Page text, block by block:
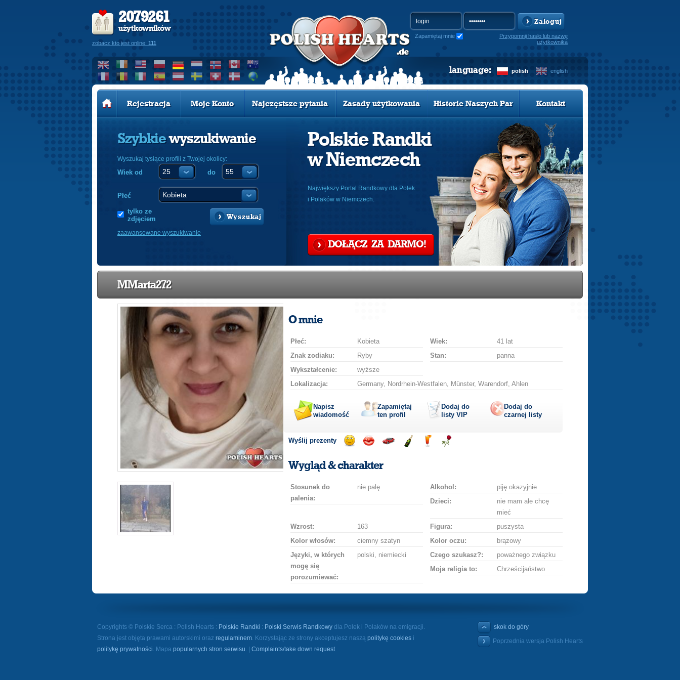
2079261
użytkowników
zobacz kto jest online: 111
Zaloguj
Zapamiętaj mnie
Przypomnij hasło lub nazwę
użytkownika
polish english
language:
Rejestracja Moje Konto Najczęstsze pytania Zasady użytkowania Historie Naszych Par Kontakt
Szybkiewyszukiwanie
Wyszukaj tysiące profili z Twojej okolicy:
Wiek od do
Płeć
tylko ze
zdjęciem
Wyszukaj
zaawansowane wyszukiwanie
Polskie Randki
w Niemczech
Największy Portal Randkowy dla Polek
i Polaków w Niemczech.
DOŁĄCZ ZA DARMO!
MMarta272
O mnie
Płeć: Kobieta Wiek:
41 lat
Znak zodiaku:
Ryby Stan:
panna
Wykształcenie:
wyższe
Lokalizacja:
Germany, Nordrhein-Westfalen, Münster, Warendorf, Ahlen
Napisz
wiadomość
Zapamiętaj
ten profil
Dodaj do
listy VIP
Dodaj do
czarnej listy
Wyślij prezenty
uśmiechbuziaka
Wygląd & charakter
Stosunek do
palenia:
nie palę Alkohol:
piję okazyjnie
Dzieci:
nie mam ale chcę
mieć
Wzrost:
163 Figura:
puszysta
Kolor włosów:
ciemny szatyn Kolor oczu:
brązowy
Języki, w których
mogę się
porozumiewać:
polski, niemiecki Czego szukasz?:
poważnego związku
Moja religia to:
Chrześcijaństwo
Copyrights © Polskie Serca : Polish Hearts : Polskie Randki : Polski Serwis Randkowy dla Polek i Polaków na emigracji.
Strona jest objęta prawami autorskimi oraz regulaminem. Korzystając ze strony akceptujesz naszą politykę cookies i
politykę prywatności. Mapa popularnych stron serwisu. | Complaints/take down request
skok do góry
Poprzednia wersja Polish Hearts